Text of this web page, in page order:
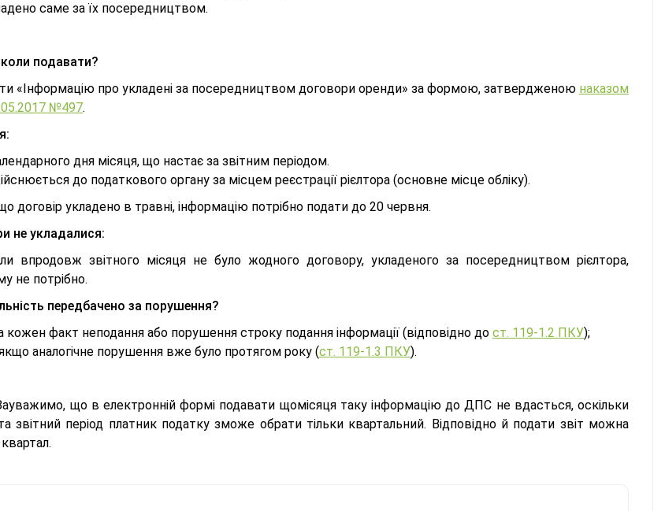
саме за їх посередництвом.
подавати?
«Інформацію про укладені за посередництвом договори оренди» за формою, затвердженою наказом
№497.
дня місяця, що настає за звітним періодом.
до податкового органу за місцем реєстрації рієлтора (основне місце обліку).
договір укладено в травні, інформацію потрібно подати до 20 червня.
не укладалися:
впродовж звітного місяця не було жодного договору, укладеного за посередництвом рієлтора,
не потрібно.
передбачено за порушення?
кожен факт неподання або порушення строку подання інформації (відповідно до ст. 119-1.2 ПКУ);
аналогічне порушення вже було протягом року (ст. 119-1.3 ПКУ).
що в електронній формі подавати щомісяця таку інформацію до ДПС не вдасться, оскільки
звітний період платник податку зможе обрати тільки квартальний. Відповідно й подати звіт можна